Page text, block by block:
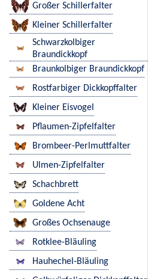
Großer Schillerfalter
Kleiner Schillerfalter
Schwarzkolbiger
Braundickkopf
Braunkolbiger Braundickkopf
Rostfarbiger Dickkopffalter
Kleiner Eisvogel
Pflaumen-Zipfelfalter
Brombeer-Perlmuttfalter
Ulmen-Zipfelfalter
Schachbrett
Goldene Acht
Großes Ochsenauge
Rotklee-Bläuling
Hauhechel-Bläuling